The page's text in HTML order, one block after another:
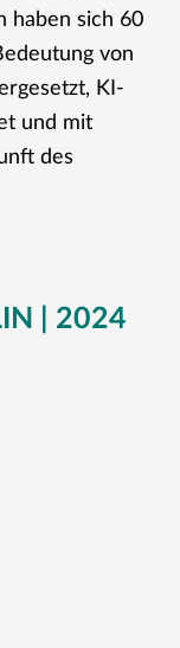
haben sich 60
von
KI-
und mit
des
| 2024